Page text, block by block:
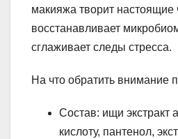
макияжа творит настоящие
восстанавливает
сглаживает следы стресса.
На что обратить внимание
Состав: ищи экстракт
кислоту, пантенол,